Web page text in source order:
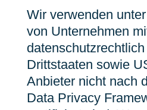
Wir verwenden
von Unternehmen
Drittstaaten sowie
Anbieter nicht nach
Data Privacy